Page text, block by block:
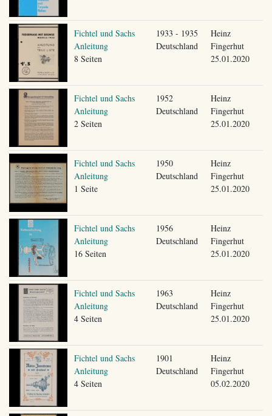
Fichtel und Sachs
Anleitung
8 Seiten
1933 - 1935
Deutschland
Heinz
Fingerhut
25.01.2020
Fichtel und Sachs
Anleitung
2 Seiten
1952
Deutschland
Heinz
Fingerhut
25.01.2020
Fichtel und Sachs
Anleitung
1 Seite
1950
Deutschland
Heinz
Fingerhut
25.01.2020
Fichtel und Sachs
Anleitung
16 Seiten
1956
Deutschland
Heinz
Fingerhut
25.01.2020
Fichtel und Sachs
Anleitung
4 Seiten
1963
Deutschland
Heinz
Fingerhut
25.01.2020
Fichtel und Sachs
Anleitung
4 Seiten
1901
Deutschland
Heinz
Fingerhut
05.02.2020